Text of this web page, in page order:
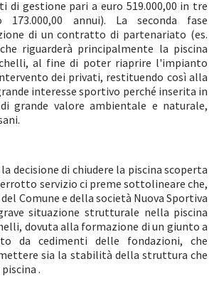
di gestione pari a euro 519.000,00 in tre
annui). La seconda fase
di un contratto di partenariato (es.
riguarderà principalmente la piscina
al fine di poter riaprire l'impianto
dei privati, restituendo così alla
interesse sportivo perché inserita in
grande valore ambientale e naturale,
decisione di chiudere la piscina scoperta
servizio ci preme sottolineare che,
Comune e della società Nuova Sportiva
situazione strutturale nella piscina
dovuta alla formazione di un giunto a
da cedimenti delle fondazioni, che
sia la stabilità della struttura che
.